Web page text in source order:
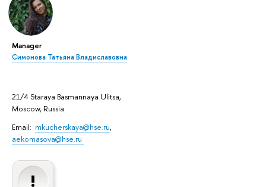
Manager
Симонова Татьяна Владиславовна
21/4 Staraya Basmannaya Ulitsa,
Moscow, Russia
Email: mkucherskaya@hse.ru,
aekomasova@hse.ru